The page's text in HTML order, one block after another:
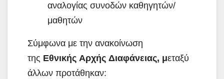
αναλογίας συνοδών καθηγητών/
μαθητών
Σύμφωνα με την ανακοίνωση
της Εθνικής Αρχής Διαφάνειας, μεταξύ
άλλων προτάθηκαν: